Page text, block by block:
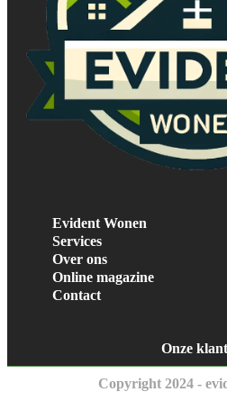
Evident Wonen
Services
Over ons
Online magazine
Contact
Onze
Copyright 2024 -